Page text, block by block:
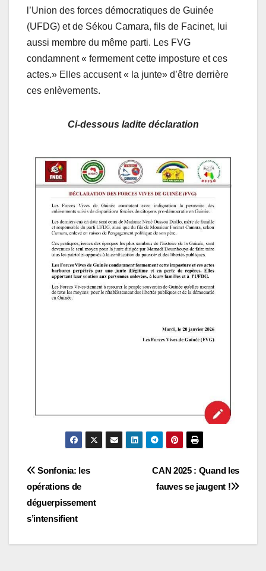
l’Union des forces démocratiques de Guinée
(UFDG) et de Sékou Camara, fils de Facinet, lui
aussi membre du même parti. Les FVG
condamnent « fermement cette imposture et ces
actes.» Elles accusent « la junte» d’être derrière
ces enlèvements.
Ci-dessous ladite déclaration
Navigation
de
l’article
CAN 2025 : Quand les
fauves se jaugent !
Sonfonia: les
opérations de
déguerpissement
s’intensifient